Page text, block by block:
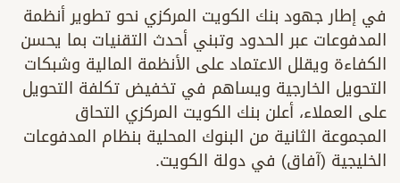
في إطار جهود بنك الكويت المركزي نحو تطوير أنظمة
المدفوعات عبر الحدود وتبني أحدث التقنيات بما يحسن
الكفاءة ويقلل الاعتماد على الأنظمة المالية وشبكات
التحويل الخارجية ويساهم في تخفيض تكلفة التحويل
على العملاء، أعلن بنك الكويت المركزي التحاق
المجموعة الثانية من البنوك المحلية بنظام المدفوعات
الخليجية (آفاق) في دولة الكويت.